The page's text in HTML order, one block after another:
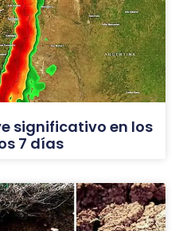
significativo en los
7 días